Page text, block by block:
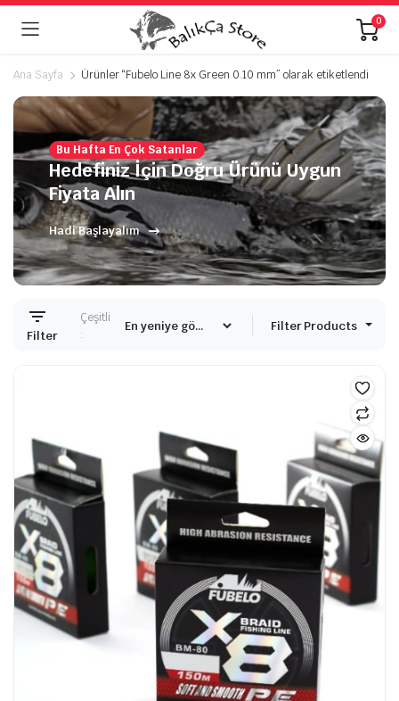
0
Ana Sayfa Ürünler “Fubelo Line 8x Green 0.10 mm” olarak etiketlendi
Bu Hafta En Çok Satanlar
Hedefiniz İçin Doğru Ürünü Uygun
Fiyata Alın
Hadi Başlayalım
Filter
Çeşitli
:
Filter Products